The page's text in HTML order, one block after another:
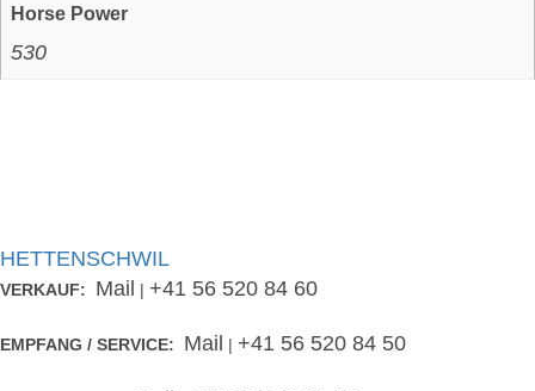
Horse Power
530
HETTENSCHWIL
VERKAUF: Mail | +41 56 520 84 60
EMPFANG / SERVICE: Mail | +41 56 520 84 50